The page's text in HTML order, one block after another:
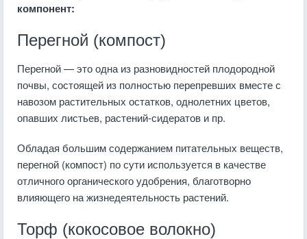
компонент:
Перегной (компост)
Перегной — это одна из разновидностей плодородной
почвы, состоящей из полностью перепревших вместе с
навозом растительных остатков, однолетних цветов,
опавших листьев, растений-сидератов и пр.
Обладая большим содержанием питательных веществ,
перегной (компост) по сути используется в качестве
отличного органического удобрения, благотворно
влияющего на жизнедеятельность растений.
Торф (кокосовое волокно)